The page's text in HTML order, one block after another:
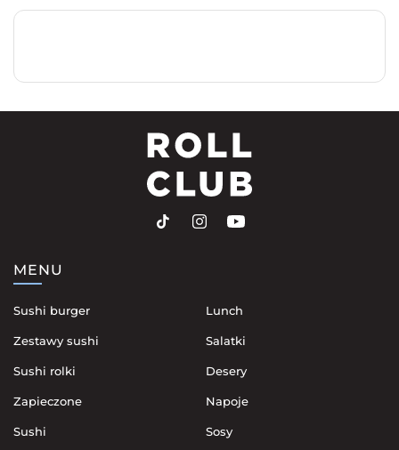
MENU
Sushi burger
Zestawy sushi
Sushi rolki
Zapieczone
Sushi
Lunch
Salatki
Desery
Napoje
Sosy